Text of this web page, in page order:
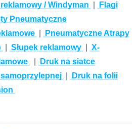
/ Windyman
Flagi
Pneumatyczne
Pneumatyczne Atrapy
Słupek reklamowy
X-
Druk na siatce
Druk na folii